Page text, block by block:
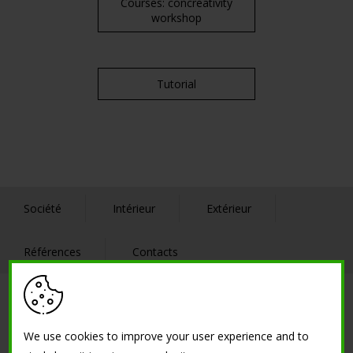
workshop
Tutorial
Société Intérieur Extérieur
Références Contacts
SOLUTIONS
Ciments créatifs de faible épaisseur
We use cookies to improve your user experience and to